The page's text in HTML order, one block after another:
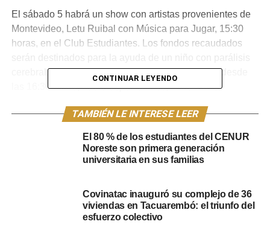
El sábado 5 habrá un show con artistas provenientes de
Montevideo, Letu Ruibal con Música para Jugar, 15:30
horas, en el Club Estudiantes. Los fondos recaudados
cerebral. En el Centro de Barrio N°3 “El Hongo”, desde
las 16:30 horas, habrá espectáculos; Ludo Danza
Avenida Oribe de la ciudad de Tacuarembó, desde las
10:30 horas, estará Jandi Caetano con sus títeres.
Departamental de Tacuarembó, tiene como organizador
en nuestra ciudad a Fernando Lorenzo, artista titiritero.
CONTINUAR LEYENDO
TAMBIÉN LE INTERESE LEER
El 80 % de los estudiantes del CENUR
Noreste son primera generación
universitaria en sus familias
Covinatac inauguró su complejo de 36
viviendas en Tacuarembó: el triunfo del
esfuerzo colectivo